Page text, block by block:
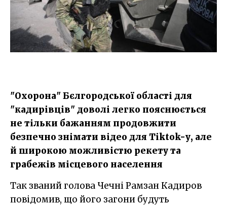
"Охорона" Бєлгородської області для
"кадирівців" доволі легко пояснюється
не тільки бажанням продовжити
безпечно знімати відео для Tiktok-у, але
й широкою можливістю рекету та
грабежів місцевого населення
Так званий голова Чечні Рамзан Кадиров
повідомив, що його загони будуть